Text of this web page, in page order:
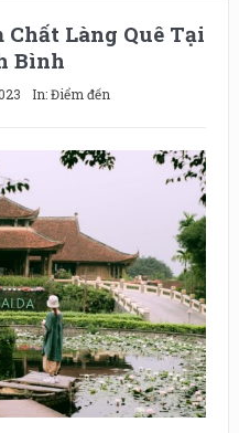
Làng Quê Tại
Bình
In:Điểm đến